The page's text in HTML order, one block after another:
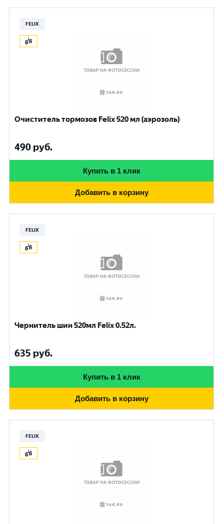
FELIX
Очиститель тормозов Felix 520 мл (аэрозоль)
490 руб.
Купить в 1 клик
Добавить в корзину
FELIX
Чернитель шин 520мл Felix 0.52л.
635 руб.
Купить в 1 клик
Добавить в корзину
FELIX